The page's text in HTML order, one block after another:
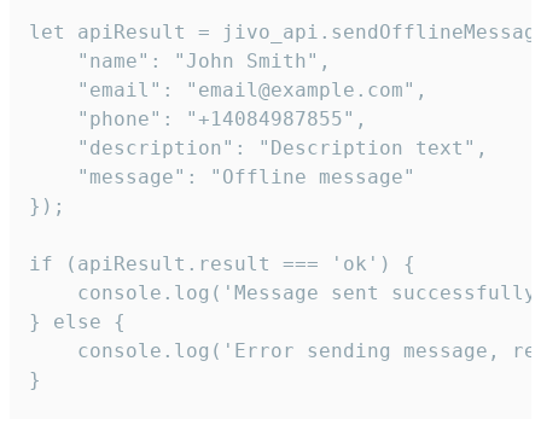
let apiResult =
    "name": "John Smith",
    "email": "email@example.com",
    "phone": "+14084987855",
    "description": "Description text",
    "message": "Offline message"
});
if (apiResult.result === 'ok') {
console.log('Message sent
} else {
console.log('Error sending message,
}